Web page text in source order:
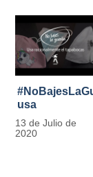
usa
racionalmente
el tapabocas
13 de Julio de
2020